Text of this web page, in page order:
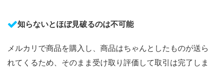
知らないとほぼ見破るのは不可能
メルカリで商品を購入し、商品はちゃんとしたものが送ら
れてくるため、そのまま受け取り評価して取引は完了しま